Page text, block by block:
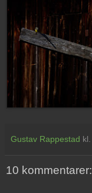
Gustav Rappestad kl.
10 kommentarer: